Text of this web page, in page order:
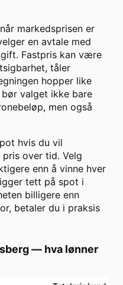
markedsprisen er
en avtale med
Fastpris kan være
tåler
hopper like
valget ikke bare
men også
hvis du vil
pris over tid. Velg
enn å vinne hver
tett på spot i
billigere enn
betaler du i praksis
— hva lønner